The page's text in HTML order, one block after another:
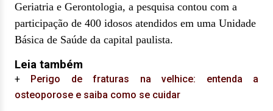
Geriatria e Gerontologia, a pesquisa contou com a
participação de 400 idosos atendidos em uma Unidade
Básica de Saúde da capital paulista.
Leia também
+ Perigo de fraturas na velhice: entenda a
osteoporose e saiba como se cuidar